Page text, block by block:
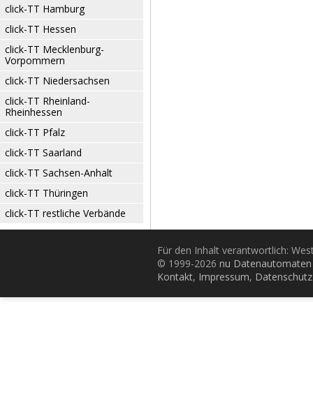
click-TT Hamburg
click-TT Hessen
click-TT Mecklenburg-
Vorpommern
click-TT Niedersachsen
click-TT Rheinland-
Rheinhessen
click-TT Pfalz
click-TT Saarland
click-TT Sachsen-Anhalt
click-TT Thüringen
click-TT restliche Verbände
Für den Inhalt verantwortlich:
© 1999-2026 nu
Kontakt, Impressum, Datenschutz